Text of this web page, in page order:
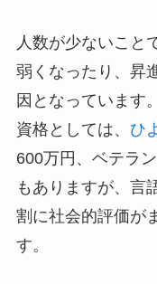
人数が少ないこと
弱くなったり、昇
因となっています
資格としては、 ひ
600万円、ベテラ
もありますが、言
割に社会的評価が
す。